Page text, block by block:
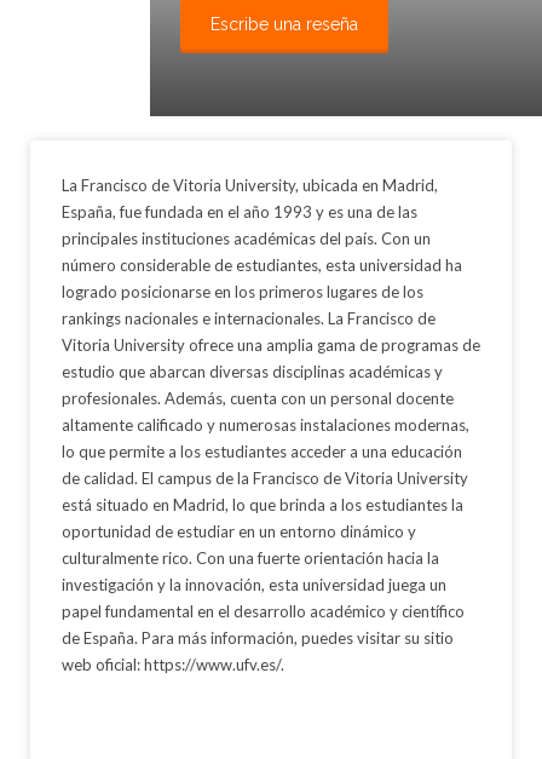
Escribe una reseña
La Francisco de Vitoria University, ubicada en Madrid,
España, fue fundada en el año 1993 y es una de las
principales instituciones académicas del país. Con un
número considerable de estudiantes, esta universidad ha
logrado posicionarse en los primeros lugares de los
rankings nacionales e internacionales. La Francisco de
Vitoria University ofrece una amplia gama de programas de
estudio que abarcan diversas disciplinas académicas y
profesionales. Además, cuenta con un personal docente
altamente calificado y numerosas instalaciones modernas,
lo que permite a los estudiantes acceder a una educación
de calidad. El campus de la Francisco de Vitoria University
está situado en Madrid, lo que brinda a los estudiantes la
oportunidad de estudiar en un entorno dinámico y
culturalmente rico. Con una fuerte orientación hacia la
investigación y la innovación, esta universidad juega un
papel fundamental en el desarrollo académico y científico
de España. Para más información, puedes visitar su sitio
web oficial: https://www.ufv.es/.